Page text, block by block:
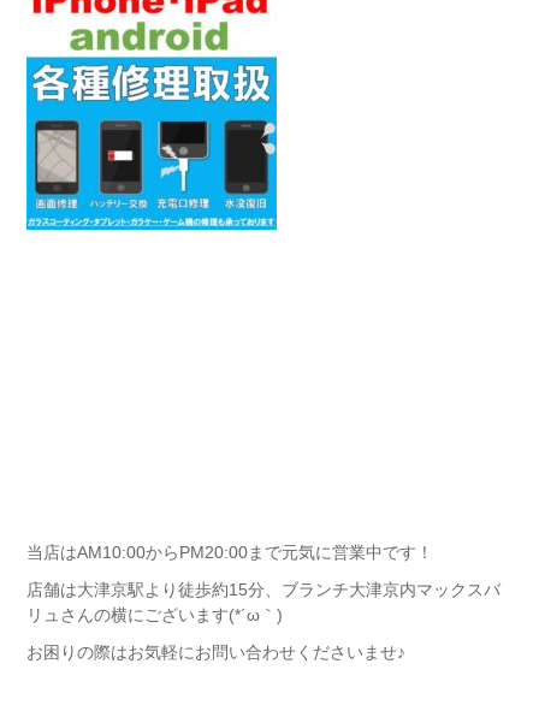
当店はAM10:00からPM20:00まで元気に営業中です！
店舗は大津京駅より徒歩約15分、ブランチ大津京内マックスバ
リュさんの横にございます(*´ω｀)
お困りの際はお気軽にお問い合わせくださいませ♪